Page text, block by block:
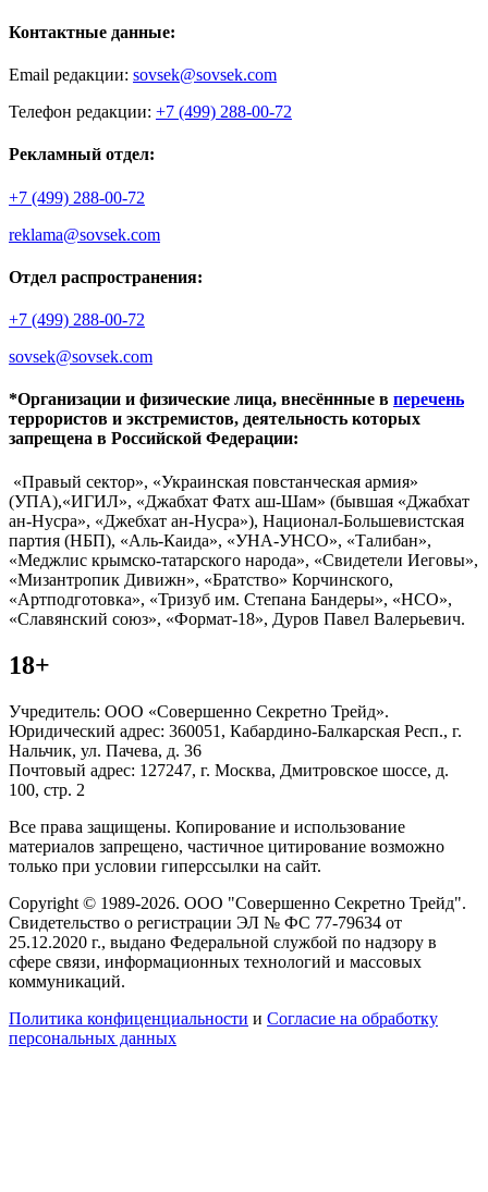
Контактные данные:
Email редакции: sovsek@sovsek.com
Телефон редакции: +7 (499) 288-00-72
Рекламный отдел:
+7 (499) 288-00-72
reklama@sovsek.com
Отдел распространения:
+7 (499) 288-00-72
sovsek@sovsek.com
*Организации и физические лица, внесённные в перечень
террористов и экстремистов, деятельность которых
запрещена в Российской Федерации:
«Правый сектор», «Украинская повстанческая армия»
(УПА),«ИГИЛ», «Джабхат Фатх аш-Шам» (бывшая «Джабхат
ан-Нусра», «Джебхат ан-Нусра»), Национал-Большевистская
партия (НБП), «Аль-Каида», «УНА-УНСО», «Талибан»,
«Меджлис крымско-татарского народа», «Свидетели Иеговы»,
«Мизантропик Дивижн», «Братство» Корчинского,
«Артподготовка», «Тризуб им. Степана Бандеры», «НСО»,
«Славянский союз», «Формат-18», Дуров Павел Валерьевич.
18+
Учредитель: ООО «Совершенно Секретно Трейд».
Юридический адрес: 360051, Кабардино-Балкарская Респ., г.
Нальчик, ул. Пачева, д. 36
Почтовый адрес: 127247, г. Москва, Дмитровское шоссе, д.
100, стр. 2
Все права защищены. Копирование и использование
материалов запрещено, частичное цитирование возможно
только при условии гиперссылки на сайт.
Copyright © 1989-2026. ООО "Совершенно Секретно Трейд".
Свидетельство о регистрации ЭЛ № ФС 77-79634 от
25.12.2020 г., выдано Федеральной службой по надзору в
сфере связи, информационных технологий и массовых
коммуникаций.
Политика конфиценциальности и Согласие на обработку
персональных данных